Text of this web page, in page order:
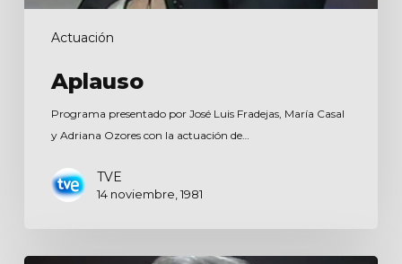
Actuación
Aplauso
Programa presentado por José Luis Fradejas, María Casal
y Adriana Ozores con la actuación de…
TVE
14 noviembre, 1981